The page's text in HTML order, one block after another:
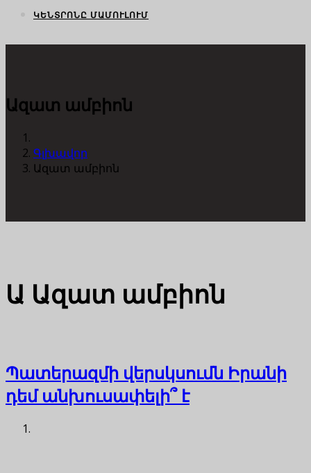
ԿԵՆՏՐՈՆԸ ՄԱՄՈՒԼՈՒՄ
Ազատ ամբիոն
Գլխավոր
Ազատ ամբիոն
Ա Ազատ ամբիոն
Պատերազմի վերսկսումն Իրանի
դեմ անխուսափելի՞ է